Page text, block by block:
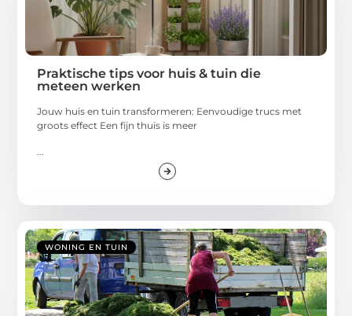
Praktische tips voor huis & tuin die
meteen werken
Jouw huis en tuin transformeren: Eenvoudige trucs met
groots effect Een fijn thuis is meer
WONING EN TUIN